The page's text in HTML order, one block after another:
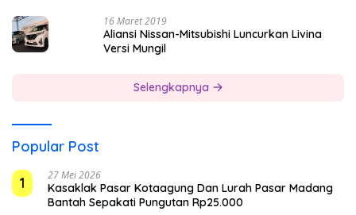
16 Maret 2019
Aliansi Nissan-Mitsubishi Luncurkan Livina
Versi Mungil
Selengkapnya
Popular Post
1
27 Mei 2026
Kasaklak Pasar Kotaagung Dan Lurah Pasar Madang
Bantah Sepakati Pungutan Rp25.000